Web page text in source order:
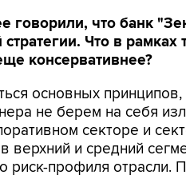
говорили, что банк
Что в рамках
консервативнее?
основных
не берем на себя
секторе и
и средний
профиля отрасли.